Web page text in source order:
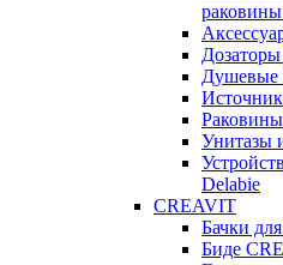
Душевые
Унитазы
Delabie
CREAVIT
Бачки
Биде